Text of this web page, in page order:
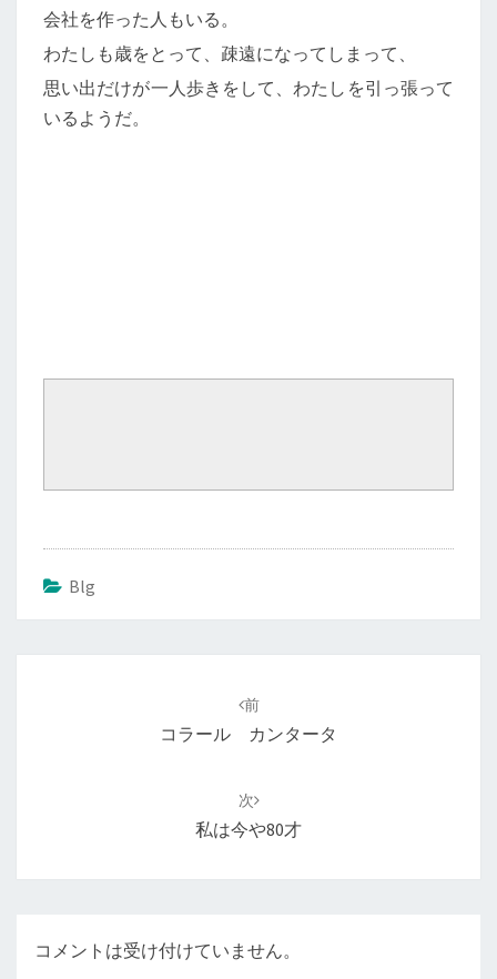
会社を作った人もいる。
わたしも歳をとって、疎遠になってしまって、
思い出だけが一人歩きをして、わたしを引っ張って
いるようだ。
Blg
前
コラール カンタータ
次
私は今や80才
コメントは受け付けていません。